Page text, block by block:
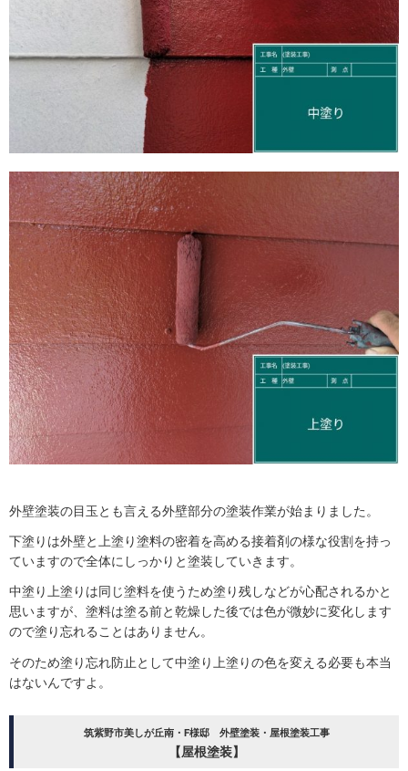
外壁塗装の目玉とも言える外壁部分の塗装作業が始まりました。
下塗りは外壁と上塗り塗料の密着を高める接着剤の様な役割を持っ
ていますので全体にしっかりと塗装していきます。
中塗り上塗りは同じ塗料を使うため塗り残しなどが心配されるかと
思いますが、塗料は塗る前と乾燥した後では色が微妙に変化します
ので塗り忘れることはありません。
そのため塗り忘れ防止として中塗り上塗りの色を変える必要も本当
はないんですよ。
筑紫野市美しが丘南・F様邸 外壁塗装・屋根塗装工事
【屋根塗装】